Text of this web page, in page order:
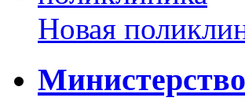
Новая
Министерство